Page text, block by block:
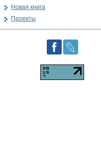
Новая книга
Проекты